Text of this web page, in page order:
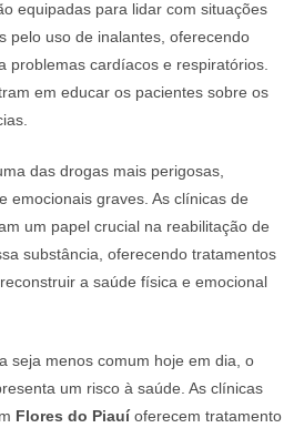
equipadas para lidar com situações
pelo uso de inalantes, oferecendo
problemas cardíacos e respiratórios.
em educar os pacientes sobre os
das drogas mais perigosas,
emocionais graves. As clínicas de
um papel crucial na reabilitação de
substância, oferecendo tratamentos
a saúde física e emocional
seja menos comum hoje em dia, o
um risco à saúde. As clínicas
Flores do Piauíoferecem tratamento